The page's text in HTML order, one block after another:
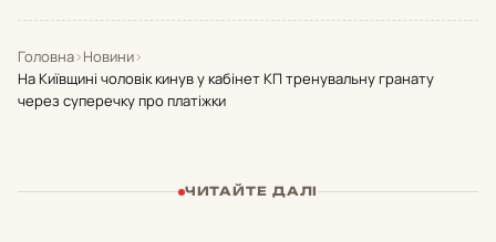
Головна›Новини›
На Київщині чоловік кинув у кабінет КП тренувальну гранату
через суперечку про платіжки
ЧИТАЙТЕ ДАЛІ